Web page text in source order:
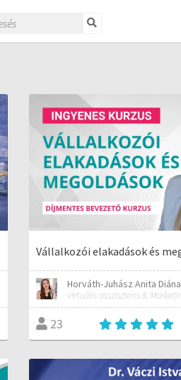
Vállalkozói elakadások és
Horváth-Juhász Anita Diána
23